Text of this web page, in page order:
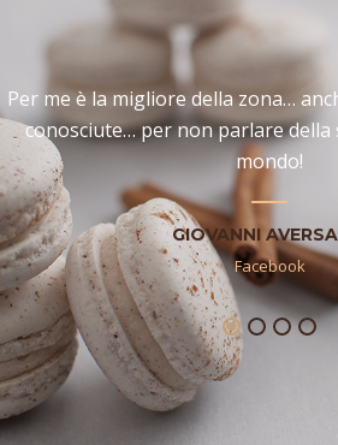
Per me è la migliore della zona…
conosciute… per non parlare della
mondo!
GIOVANNI
Facebook